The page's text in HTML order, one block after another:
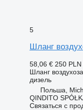
5
Шланг
58,06 € 250 PLN
Шланг
дизель
Польша,
QINDITO
Связаться с